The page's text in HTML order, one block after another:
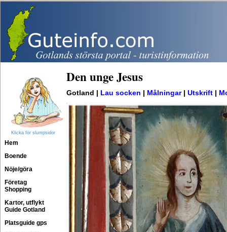
Klicka för slumpsidor
Hem
Boende
Nöje/göra
Företag
Shopping
Kartor, utflykt
Guide Gotland
Platsguide gps
Den unge Jesus
Gotland | Lau socken Målningar| Utskrift